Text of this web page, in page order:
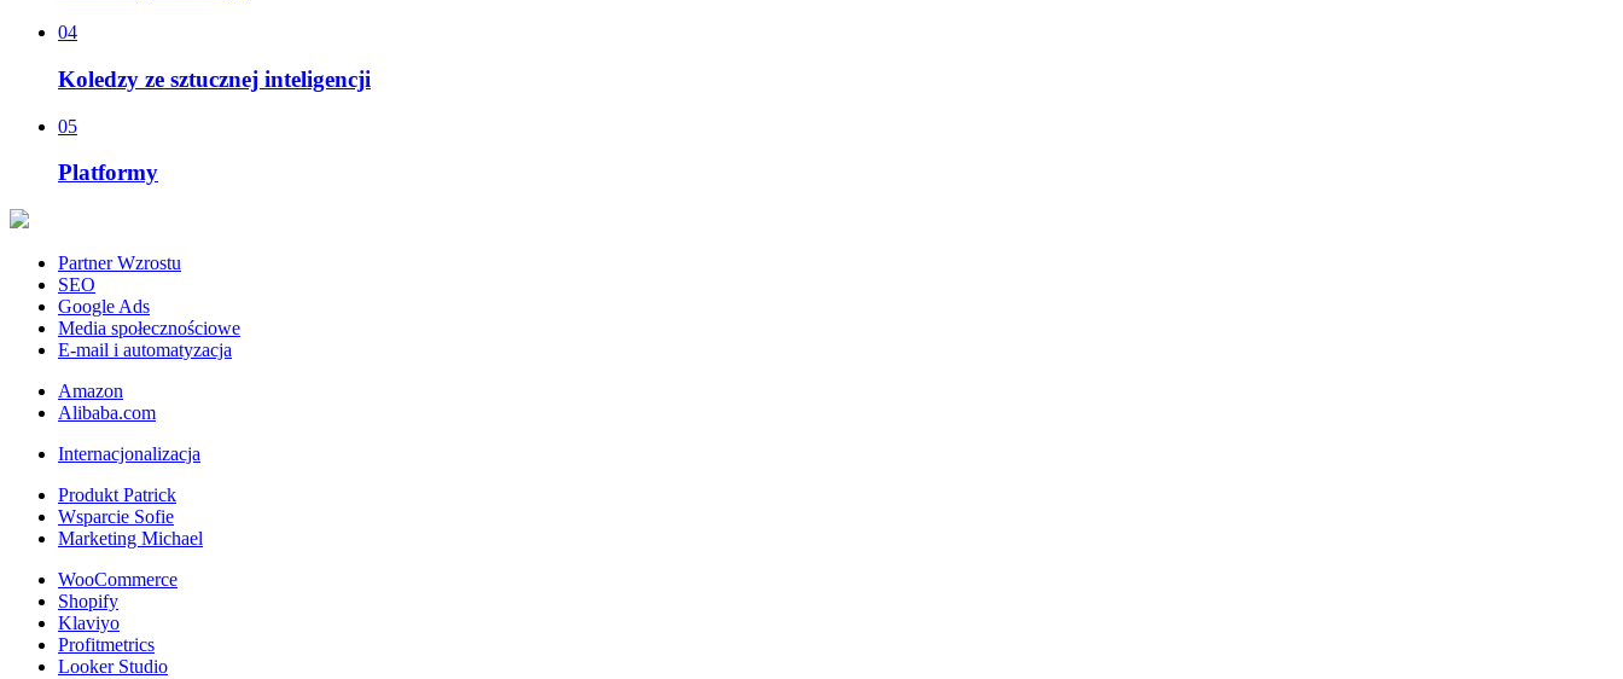
04
Koledzy ze sztucznej inteligencji
05
Platformy
Partner Wzrostu
SEO
Google Ads
Media społecznościowe
E-mail i automatyzacja
Amazon
Alibaba.com
Internacjonalizacja
Produkt Patrick
Wsparcie Sofie
Marketing Michael
WooCommerce
Shopify
Klaviyo
Profitmetrics
Looker Studio